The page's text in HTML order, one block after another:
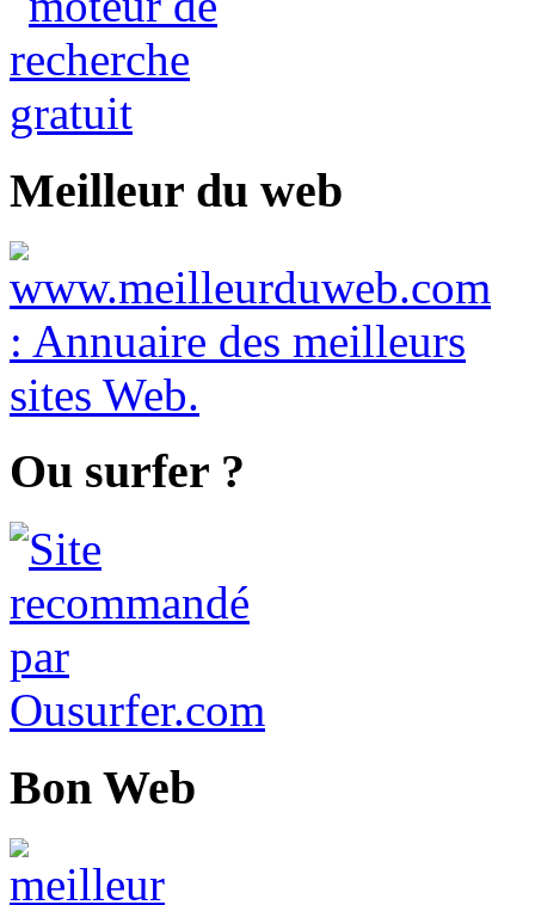
Meilleur du web
Ou surfer ?
Bon Web